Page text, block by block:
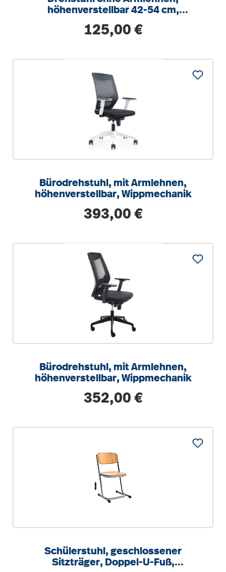
höhenverstellbar 42-54 cm,
Regulärer Preis:
125,00 €
Bürodrehstuhl, mit Armlehnen,
höhenverstellbar, Wippmechanik
Regulärer Preis:
393,00 €
Bürodrehstuhl, mit Armlehnen,
höhenverstellbar, Wippmechanik
Regulärer Preis:
352,00 €
Schülerstuhl, geschlossener
Sitzträger, Doppel-U-Fuß,